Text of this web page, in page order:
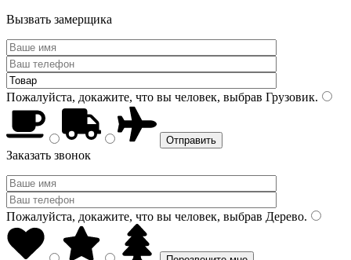
Вызвать замерщика
Пожалуйста, докажите, что вы человек, выбрав Грузовик.
Заказать звонок
Пожалуйста, докажите, что вы человек, выбрав Дерево.